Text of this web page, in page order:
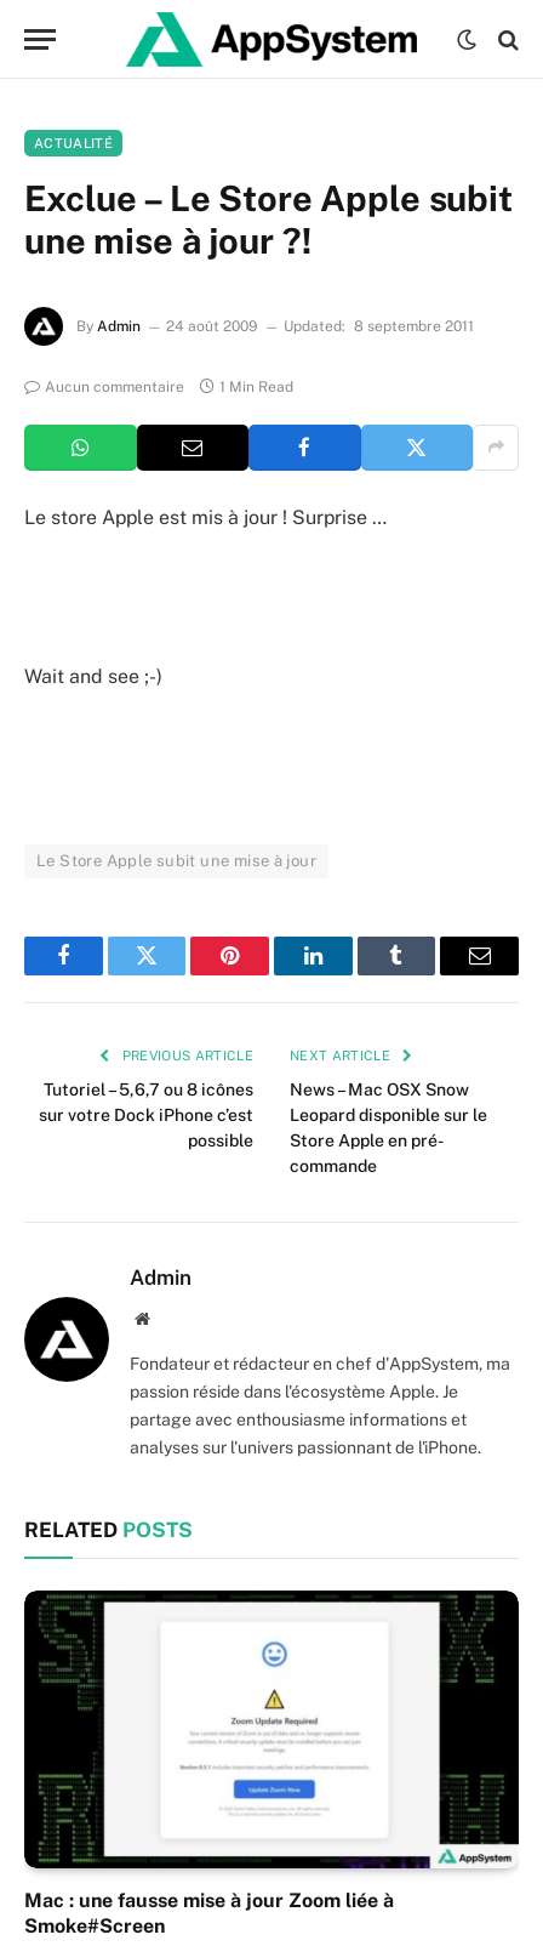
ACTUALITÉ
Exclue – Le Store Apple subit
une mise à jour ?!
By Admin 24 août 2009 Updated: 8 septembre 2011
Aucun commentaire 1 Min Read
Le store Apple est mis à jour ! Surprise …
Wait and see ;-)
Le Store Apple subit une mise à jour
FacebookTwitter Pinterest LinkedInTumblr Email
PREVIOUS ARTICLE
Tutoriel – 5,6,7 ou 8 icônes
sur votre Dock iPhone c’est
possible
NEXT ARTICLE
News – Mac OSX Snow
Leopard disponible sur le
Store Apple en pré-
commande
Admin
Website
Fondateur et rédacteur en chef d'AppSystem, ma
passion réside dans l'écosystème Apple. Je
partage avec enthousiasme informations et
analyses sur l'univers passionnant de l'iPhone.
RELATED POSTS
Mac : une fausse mise à jour Zoom liée à
Smoke#Screen